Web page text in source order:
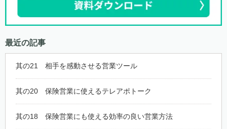
最近の記事
其の21 相手を感動させる営業ツール
其の20 保険営業に使えるテレアポトーク
其の18 保険営業にも使える効率の良い営業方法